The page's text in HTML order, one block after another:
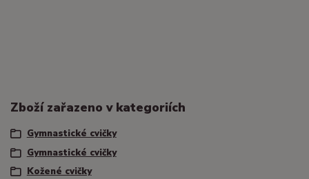
Zboží zařazeno v kategoriích
Gymnastické cvičky
Gymnastické cvičky
Kožené cvičky